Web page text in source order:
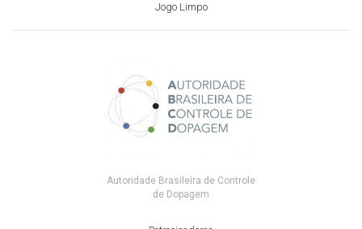
Jogo Limpo
Autoridade Brasileira de Controle
de Dopagem